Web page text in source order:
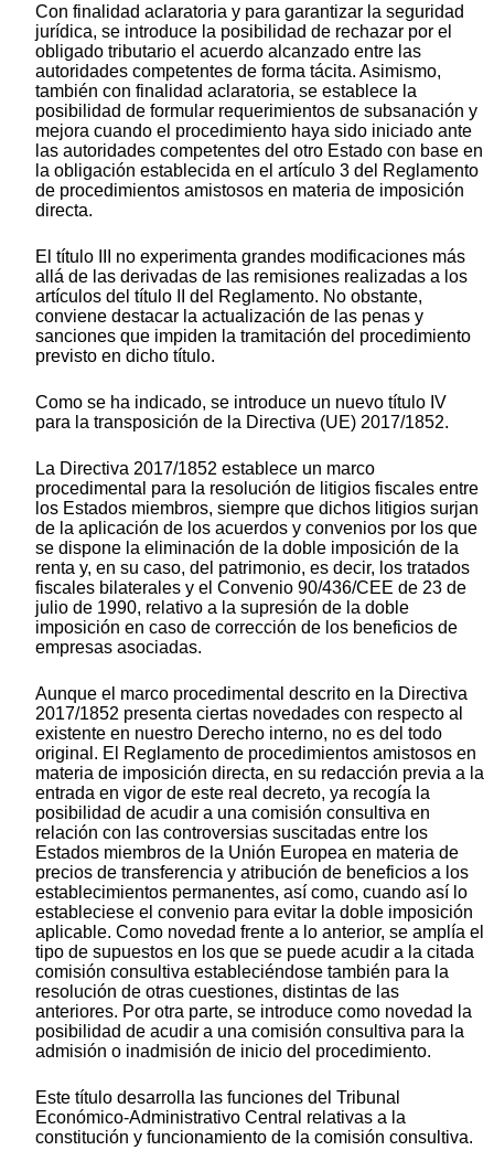
Con finalidad aclaratoria y para garantizar la seguridad
jurídica, se introduce la posibilidad de rechazar por el
obligado tributario el acuerdo alcanzado entre las
autoridades competentes de forma tácita. Asimismo,
también con finalidad aclaratoria, se establece la
posibilidad de formular requerimientos de subsanación y
mejora cuando el procedimiento haya sido iniciado ante
las autoridades competentes del otro Estado con base en
la obligación establecida en el artículo 3 del Reglamento
de procedimientos amistosos en materia de imposición
directa.
El título III no experimenta grandes modificaciones más
allá de las derivadas de las remisiones realizadas a los
artículos del título II del Reglamento. No obstante,
conviene destacar la actualización de las penas y
sanciones que impiden la tramitación del procedimiento
previsto en dicho título.
Como se ha indicado, se introduce un nuevo título IV
para la transposición de la Directiva (UE) 2017/1852.
La Directiva 2017/1852 establece un marco
procedimental para la resolución de litigios fiscales entre
los Estados miembros, siempre que dichos litigios surjan
de la aplicación de los acuerdos y convenios por los que
se dispone la eliminación de la doble imposición de la
renta y, en su caso, del patrimonio, es decir, los tratados
fiscales bilaterales y el Convenio 90/436/CEE de 23 de
julio de 1990, relativo a la supresión de la doble
imposición en caso de corrección de los beneficios de
empresas asociadas.
Aunque el marco procedimental descrito en la Directiva
2017/1852 presenta ciertas novedades con respecto al
existente en nuestro Derecho interno, no es del todo
original. El Reglamento de procedimientos amistosos en
materia de imposición directa, en su redacción previa a la
entrada en vigor de este real decreto, ya recogía la
posibilidad de acudir a una comisión consultiva en
relación con las controversias suscitadas entre los
Estados miembros de la Unión Europea en materia de
precios de transferencia y atribución de beneficios a los
establecimientos permanentes, así como, cuando así lo
estableciese el convenio para evitar la doble imposición
aplicable. Como novedad frente a lo anterior, se amplía el
tipo de supuestos en los que se puede acudir a la citada
comisión consultiva estableciéndose también para la
resolución de otras cuestiones, distintas de las
anteriores. Por otra parte, se introduce como novedad la
posibilidad de acudir a una comisión consultiva para la
admisión o inadmisión de inicio del procedimiento.
Este título desarrolla las funciones del Tribunal
Económico-Administrativo Central relativas a la
constitución y funcionamiento de la comisión consultiva.